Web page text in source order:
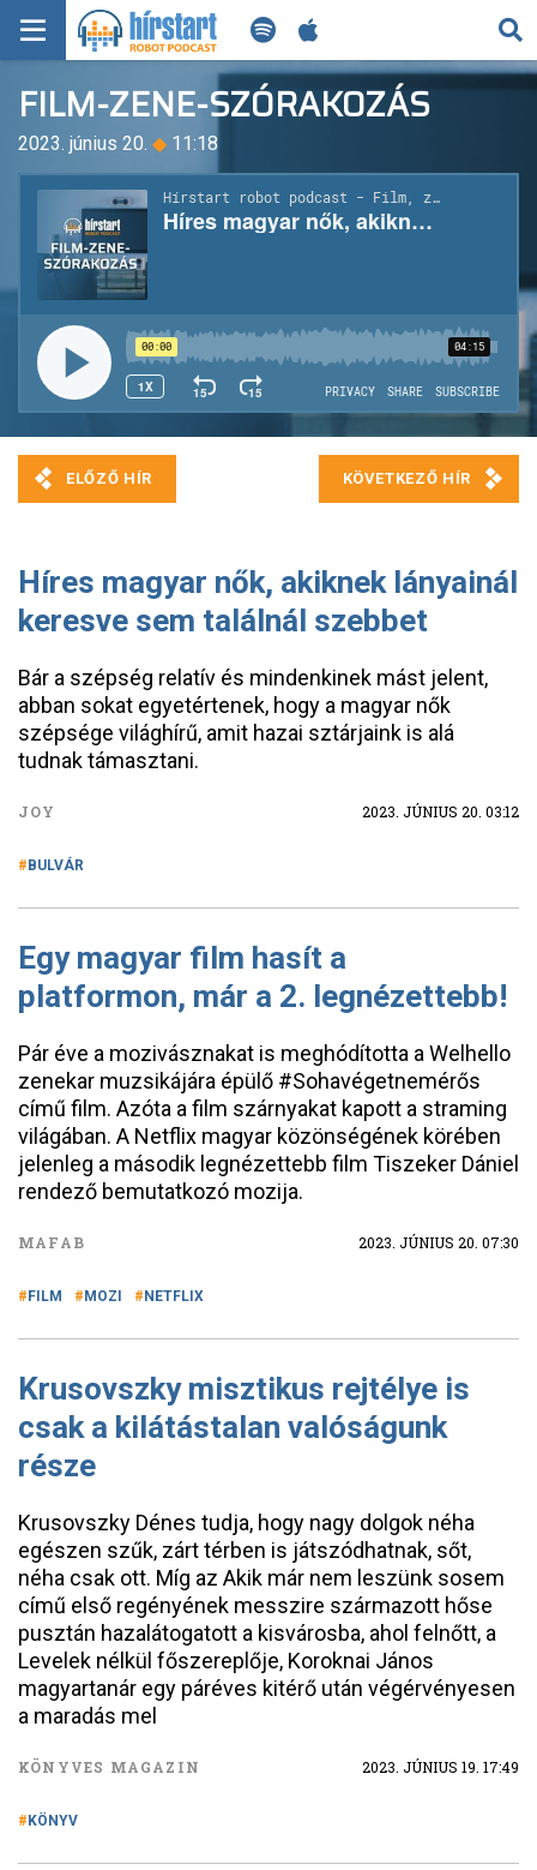
KERESÉS
KEZDŐLAP
FRISS HÍREK
TECH HÍREK
FILM-ZENE-SZÓRAKOZÁS
PLAYLIST
MI AZ A ROBOT PODCAST?
FILM-ZENE-SZÓRAKOZÁS
2023. június 20. ◆ 11:18
Híres magyar nők, akiknek lányainál
keresve sem találnál szebbet
Bár a szépség relatív és mindenkinek mást jelent,
abban sokat egyetértenek, hogy a magyar nők
szépsége világhírű, amit hazai sztárjaink is alá
tudnak támasztani.
JOY 2023. JÚNIUS 20. 03:12
BULVÁR
Egy magyar film hasít a
platformon, már a 2. legnézettebb!
Pár éve a mozivásznakat is meghódította a Welhello
zenekar muzsikájára épülő #Sohavégetnemérős
című film. Azóta a film szárnyakat kapott a straming
világában. A Netflix magyar közönségének körében
jelenleg a második legnézettebb film Tiszeker Dániel
rendező bemutatkozó mozija.
MAFAB 2023. JÚNIUS 20. 07:30
FILM MOZI NETFLIX
Krusovszky misztikus rejtélye is
csak a kilátástalan valóságunk
része
Krusovszky Dénes tudja, hogy nagy dolgok néha
egészen szűk, zárt térben is játszódhatnak, sőt,
néha csak ott. Míg az Akik már nem leszünk sosem
című első regényének messzire származott hőse
pusztán hazalátogatott a kisvárosba, ahol felnőtt, a
Levelek nélkül főszereplője, Koroknai János
magyartanár egy páréves kitérő után végérvényesen
a maradás mel
KÖNYVES MAGAZIN 2023. JÚNIUS 19. 17:49
KÖNYV